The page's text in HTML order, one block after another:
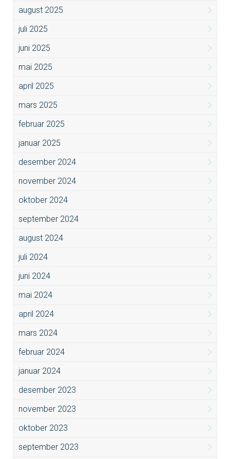
august 2025
juli 2025
juni 2025
mai 2025
april 2025
mars 2025
februar 2025
januar 2025
desember 2024
november 2024
oktober 2024
september 2024
august 2024
juli 2024
juni 2024
mai 2024
april 2024
mars 2024
februar 2024
januar 2024
desember 2023
november 2023
oktober 2023
september 2023